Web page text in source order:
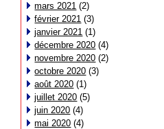
mars 2021 (2)
février 2021 (3)
janvier 2021 (1)
décembre 2020 (4)
novembre 2020 (2)
octobre 2020 (3)
août 2020 (1)
juillet 2020 (5)
juin 2020 (4)
mai 2020 (4)